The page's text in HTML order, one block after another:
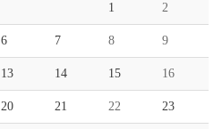
1 2
6 7 8 9
13 14 15 16
20 21 22 23